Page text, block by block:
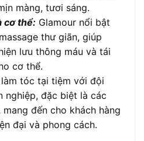
màng, tươi sáng.
cơ thể: Glamour nổi bật
thư giãn, giúp
lưu thông máu và tái
cơ thể.
tóc tại tiệm với đội
nghiệp, đặc biệt là các
đến cho khách hàng
đại và phong cách.